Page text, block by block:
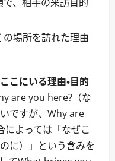
場所を訪れた理由
こにいる理由・目的
are you here?（な
ですが、Why are
よっては「なぜこ
に）」という含みを